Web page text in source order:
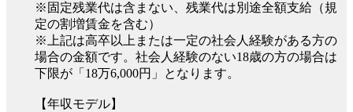
※固定残業代は含まない、残業代は別途全額支給（規
定の割増賃金を含む）
※上記は高卒以上または一定の社会人経験がある方の
場合の金額です。社会人経験のない18歳の方の場合は
下限が「18万6,000円」となります。
【年収モデル】